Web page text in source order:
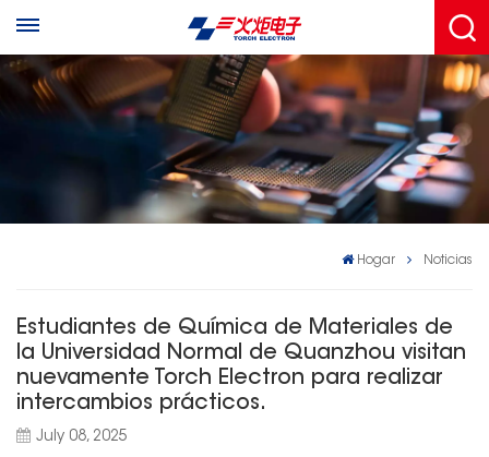
Hogar Noticias
Estudiantes de Química de Materiales de
la Universidad Normal de Quanzhou visitan
nuevamente Torch Electron para realizar
intercambios prácticos.
July 08, 2025